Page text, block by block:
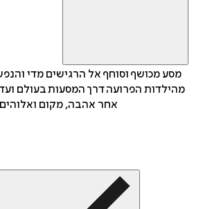
מסע מכושף וסוחף אל הרגישים מדי
מהילדות הפרועה דרך המסעות בעולם
אחר אהבה, מקום